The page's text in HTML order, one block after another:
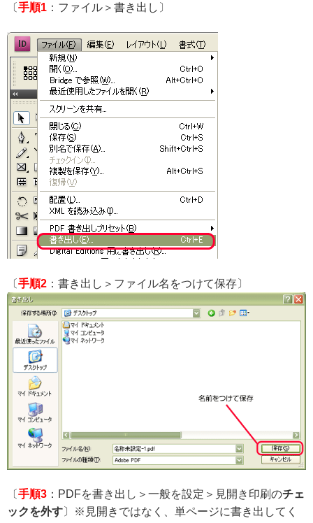
〔手順1 ：ファイル＞書き出し〕
〔手順2 ：書き出し＞ファイル名をつけて保存〕
〔手順3 ：PDFを書き出し＞一般を設定＞見開き印刷のチェ
ックを外す〕
※見開きではなく、単ページに書き出してく